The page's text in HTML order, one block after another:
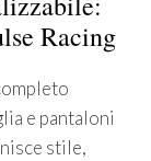
Racing
e pantaloni
stile,